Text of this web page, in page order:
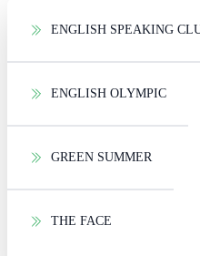
ENGLISH SPEAKING
ENGLISH OLYMPIC
GREEN SUMMER
THE FACE